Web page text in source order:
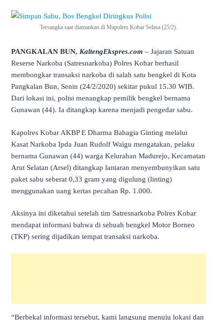
Tersangka saat diamankan di Mapolres Kobar Selasa (25/2).
PANGKALAN BUN, KaltengEkspres.com – Jajaran Satuan
Reserse Narkoba (Satresnarkoba) Polres Kobar berhasil
membongkar transaksi narkoba di salah satu bengkel di Kota
Pangkalan Bun, Senin (24/2/2020) sekitar pukul 15.30 WIB.
Dari lokasi ini, polisi menangkap pemilik bengkel bernama
Gunawan (44). Ia ditangkap karena menjadi pengedar sabu.
Kapolres Kobar AKBP E Dharma Bahagia Ginting melalui
Kasat Narkoba Ipda Juan Rudolf Waigu mengatakan, pelaku
bernama Gunawan (44) warga Kelurahan Madurejo, Kecamatan
Arut Selatan (Arsel) ditangkap lantaran menyembunyikan satu
paket sabu seberat 0,33 gram yang digulung (linting)
menggunakan uang kertas pecahan Rp. 1.000.
Aksinya ini diketahui setelah tim Satresnarkoba Polres Kobar
mendapat informasi bahwa di sebuah bengkel Motor Borneo
(TKP) sering dijadikan tempat transaksi narkoba.
“Berbekal informasi tersebut, kami langsung menuju lokasi dan